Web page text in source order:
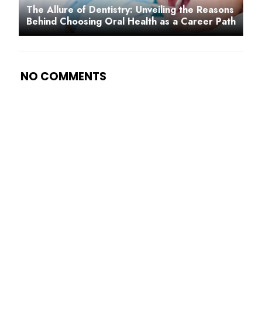
The Allure of Dentistry: Unveiling the Reasons
Behind Choosing Oral Health as a Career Path
NO COMMENTS